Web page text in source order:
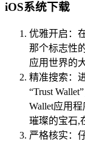
iOS系统下载
优雅开启：
那个标志性
应用世界的
精准搜索：
“Trust
Wallet应用
璀璨的宝石,
严格核实：